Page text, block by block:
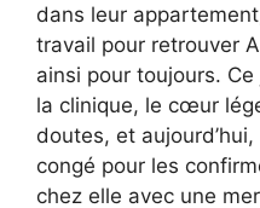
dans leur
travail pour retrouver
ainsi pour toujours.
la clinique, le cœur
doutes, et
congé pour les
chez elle avec une